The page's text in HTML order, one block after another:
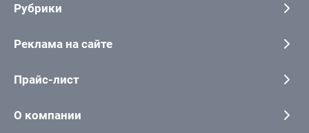
Рубрики
Реклама на сайте
Прайс-лист
О компании